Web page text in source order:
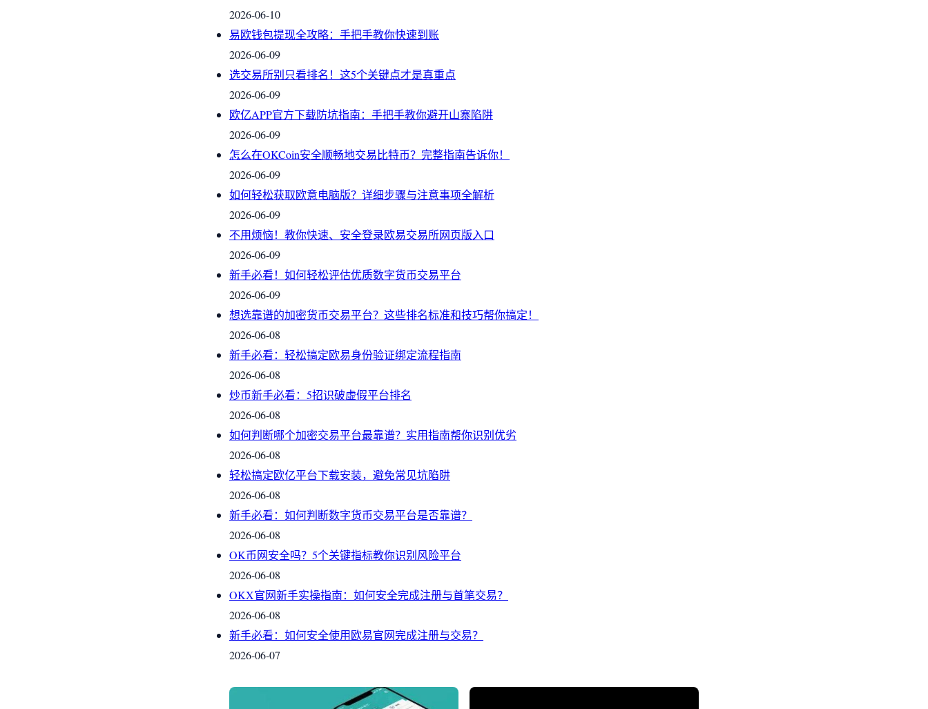
2026-06-10
易欧钱包提现全攻略：手把手教你快速到账
2026-06-09
选交易所别只看排名！这5个关键点才是真重点
2026-06-09
欧亿APP官方下载防坑指南：手把手教你避开山寨陷阱
2026-06-09
怎么在OKCoin安全顺畅地交易比特币？完整指南告诉你！
2026-06-09
如何轻松获取欧意电脑版？详细步骤与注意事项全解析
2026-06-09
不用烦恼！教你快速、安全登录欧易交易所网页版入口
2026-06-09
新手必看！如何轻松评估优质数字货币交易平台
2026-06-09
想选靠谱的加密货币交易平台？这些排名标准和技巧帮你搞定！
2026-06-08
新手必看：轻松搞定欧易身份验证绑定流程指南
2026-06-08
炒币新手必看：5招识破虚假平台排名
2026-06-08
如何判断哪个加密交易平台最靠谱？实用指南帮你识别优劣
2026-06-08
轻松搞定欧亿平台下载安装，避免常见坑陷阱
2026-06-08
新手必看：如何判断数字货币交易平台是否靠谱？
2026-06-08
OK币网安全吗？5个关键指标教你识别风险平台
2026-06-08
OKX官网新手实操指南：如何安全完成注册与首笔交易？
2026-06-08
新手必看：如何安全使用欧易官网完成注册与交易？
2026-06-07